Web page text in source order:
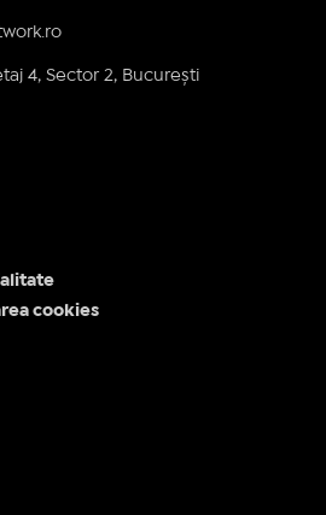
4, Sector 2, București
cookies